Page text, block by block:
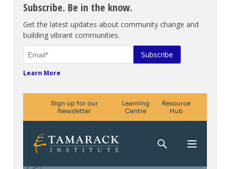
Subscribe. Be in the know.
Get the latest updates about community change and
building vibrant communities.
Learn More
Climate Change & SDGs
Collective Impact
Community Engagement